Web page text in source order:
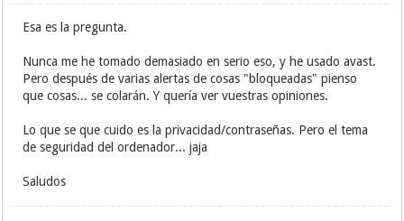
Esa es la pregunta.
Nunca me he tomado demasiado en serio eso, y he usado avast.
Pero después de varias alertas de cosas "bloqueadas" pienso
que cosas... se colarán. Y quería ver vuestras opiniones.
Lo que se que cuido es la privacidad/contraseñas. Pero el tema
de seguridad del ordenador... jaja
Saludos